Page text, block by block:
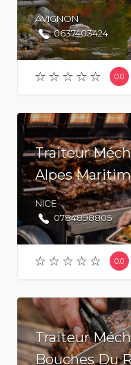
AVIGNON
0637403424
0.0
Traiteur
Alpes
NICE
0784898805
0.0
Traiteur
Bouches Du